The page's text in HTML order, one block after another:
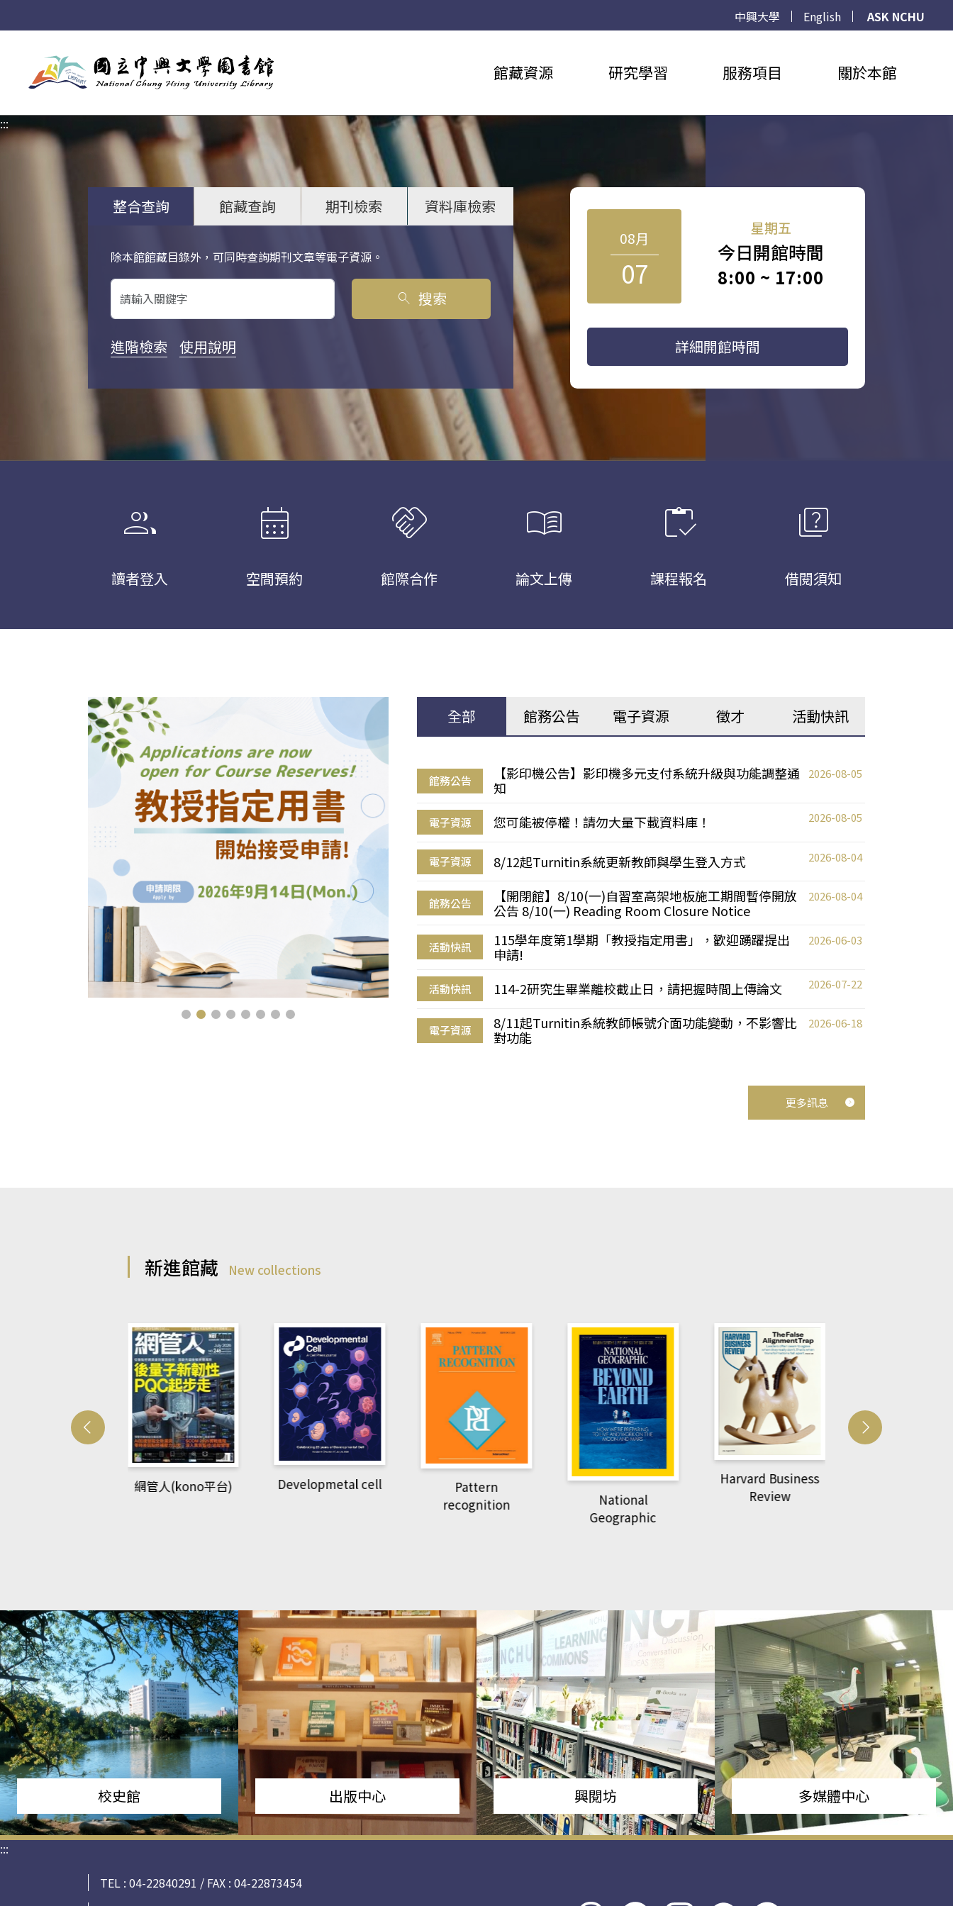
中興大學 English
ASK NCHU
館藏資源 研究學習 服務項目 關於本館
:::
整合查詢 館藏查詢 期刊檢索 資料庫檢索
除本館館藏目錄外，可同時查詢期刊文章等電子資源。
關鍵字搜尋
search 搜索
進階檢索 使用說明
08月
07
星期五
今日開館時間
8:00 ~ 17:00
詳細開館時間
group
讀者登入
calendar_month
空間預約
handshake
館際合作
menu_book
論文上傳
inventory
課程報名
quiz
借閱須知
全部 館務公告 電子資源 徵才 活動快訊
館務公告
【影印機公告】影印機多元支付系統升級與功能調整通
知
2026-08-05
電子資源 您可能被停權！請勿大量下載資料庫！ 2026-08-05
電子資源 8/12起Turnitin系統更新教師與學生登入方式 2026-08-04
館務公告
【開閉館】8/10(一)自習室高架地板施工期間暫停開放
公告 8/10(一) Reading Room Closure Notice
2026-08-04
活動快訊
115學年度第1學期「教授指定用書」，歡迎踴躍提出
申請!
2026-06-03
活動快訊 114-2研究生畢業離校截止日，請把握時間上傳論文 2026-07-22
電子資源
8/11起Turnitin系統教師帳號介面功能變動，不影響比
對功能
2026-06-18
更多訊息
新進館藏 New collections
網管人(kono平台) Developmetal cell
Pattern
recognition
National
Geographic
Harvard Business
Review
校史館 出版中心 興閱坊 多媒體中心
:::
TEL : 04-22840291 / FAX : 04-22873454